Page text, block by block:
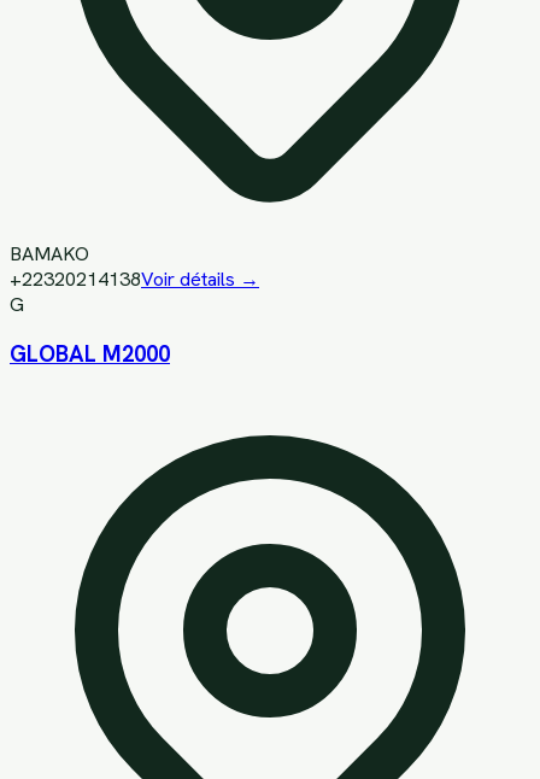
BAMAKO
+22320214138Voir détails →
G
GLOBAL M2000